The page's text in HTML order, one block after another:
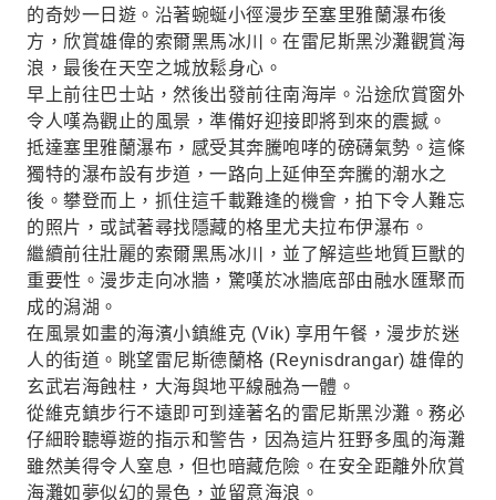
的奇妙一日遊。沿著蜿蜒小徑漫步至塞里雅蘭瀑布後
方，欣賞雄偉的索爾黑馬冰川。在雷尼斯黑沙灘觀賞海
浪，最後在天空之城放鬆身心。
早上前往巴士站，然後出發前往南海岸。沿途欣賞窗外
令人嘆為觀止的風景，準備好迎接即將到來的震撼。
抵達塞里雅蘭瀑布，感受其奔騰咆哮的磅礴氣勢。這條
獨特的瀑布設有步道，一路向上延伸至奔騰的潮水之
後。攀登而上，抓住這千載難逢的機會，拍下令人難忘
的照片，或試著尋找隱藏的格里尤夫拉布伊瀑布。
繼續前往壯麗的索爾黑馬冰川，並了解這些地質巨獸的
重要性。漫步走向冰牆，驚嘆於冰牆底部由融水匯聚而
成的潟湖。
在風景如畫的海濱小鎮維克 (Vik) 享用午餐，漫步於迷
人的街道。眺望雷尼斯德蘭格 (Reynisdrangar) 雄偉的
玄武岩海蝕柱，大海與地平線融為一體。
從維克鎮步行不遠即可到達著名的雷尼斯黑沙灘。務必
仔細聆聽導遊的指示和警告，因為這片狂野多風的海灘
雖然美得令人窒息，但也暗藏危險。在安全距離外欣賞
海灘如夢似幻的景色，並留意海浪。